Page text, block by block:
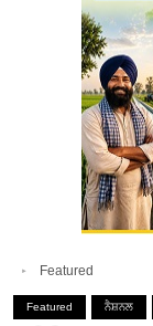
Featured
Featured ਨੈਸ਼ਨਲ